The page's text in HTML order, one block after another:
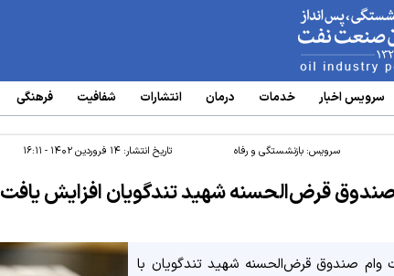
سرویس‌ اخبار خدمات درمان انتشارات شفافیت فرهنگی
سرویس: بازنشستگی و رفاه تاریخ انتشار:۱۴ فروردین ۱۴۰۲ - ۱۶:۱۱
قرض‌الحسنه شهید تندگویان افزایش یافت
صندوق قرض‌الحسنه شهید تندگویان با